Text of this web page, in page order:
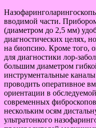
вводимой части.
(диаметром до 2,5 мм)
диагностических целях,
на биопсию. Кроме того,
для диагностики лор-
большим диаметром
инструментальные
проводить оперативное
ориентации в
современных
нескольким осям
ультратонкого